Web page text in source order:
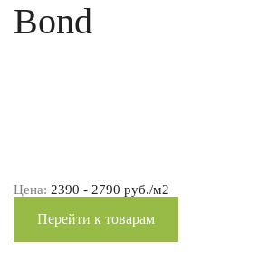
Bond
Цена: 2390 - 2790 руб./м2
Перейти к товарам